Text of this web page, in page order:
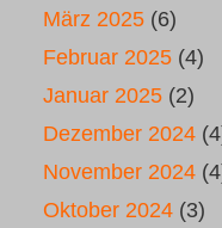
März 2025 (6)
Februar 2025 (4)
Januar 2025 (2)
Dezember 2024
November 2024
Oktober 2024 (3)